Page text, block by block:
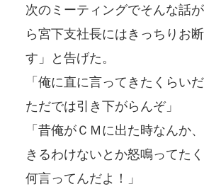
次のミーティングでそんな話
ら宮下支社長にはきっちりお
す」と告げた。
「俺に直に言ってきたくらい
ただでは引き下がらんぞ」
「昔俺がＣＭに出た時なんか
きるわけないとか怒鳴ってた
何言ってんだよ！」